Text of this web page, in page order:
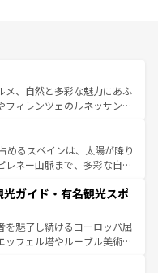
メ、自然と多彩な魅力にあふ
フィレンツェのルネッサンス
風景やアマルフィ海岸の絶
い。観光の合間には、本場の
リア料理を堪能することも
られない旅をしてみよう！
めるスペインは、太陽が降り
ネー山脈まで、多彩な自然
的なフラメンコ、熱気あふ
スが生活の一部となってい
れた雰囲気や、バルセロナの
では古代ローマ遺跡や中世
が異なるスペインはその個
ガイド・有名観光スポ
を魅了し続けるヨーロッパ屈
フェル塔やルーブル美術館
。華麗な宮殿、歴史的な大